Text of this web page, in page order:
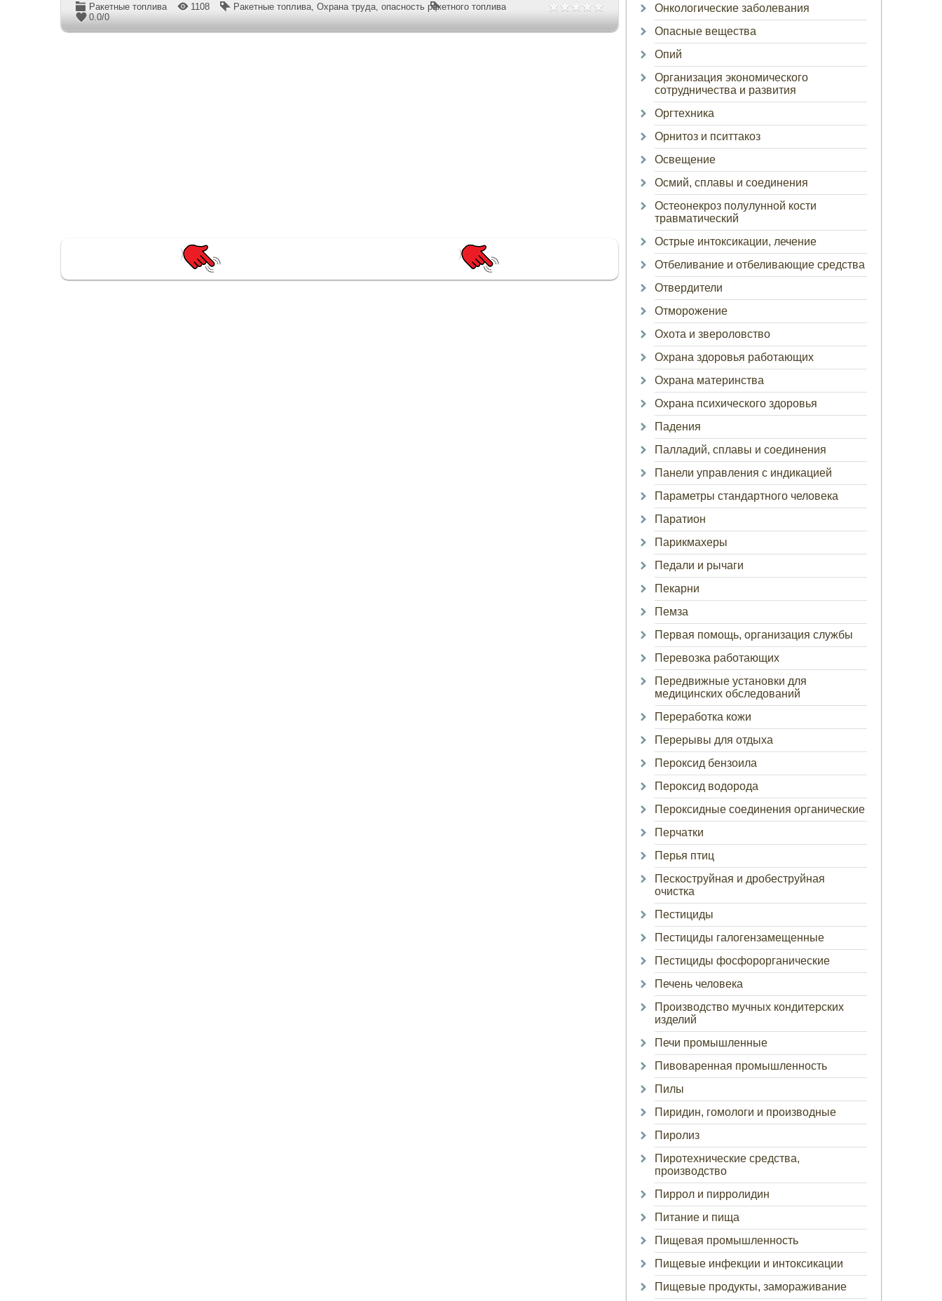
Ракетные топлива 1108 Ракетные топлива, Охрана труда, опасность ракетного топлива
0.0/0
Онкологические заболевания
Опасные вещества
Опий
Организация экономического
сотрудничества и развития
Оргтехника
Орнитоз и пситтакоз
Освещение
Осмий, сплавы и соединения
Остеонекроз полулунной кости
травматический
Острые интоксикации, лечение
Отбеливание и отбеливающие средства
Отвердители
Отморожение
Охота и звероловство
Охрана здоровья работающих
Охрана материнства
Охрана психического здоровья
Падения
Палладий, сплавы и соединения
Панели управления с индикацией
Параметры стандартного человека
Паратион
Парикмахеры
Педали и рычаги
Пекарни
Пемза
Первая помощь, организация службы
Перевозка работающих
Передвижные установки для
медицинских обследований
Переработка кожи
Перерывы для отдыха
Пероксид бензоила
Пероксид водорода
Пероксидные соединения органические
Перчатки
Перья птиц
Пескоструйная и дробеструйная
очистка
Пестициды
Пестициды галогензамещенные
Пестициды фосфорорганические
Печень человека
Производство мучных кондитерских
изделий
Печи промышленные
Пивоваренная промышленность
Пилы
Пиридин, гомологи и производные
Пиролиз
Пиротехнические средства,
производство
Пиррол и пирролидин
Питание и пища
Пищевая промышленность
Пищевые инфекции и интоксикации
Пищевые продукты, замораживание